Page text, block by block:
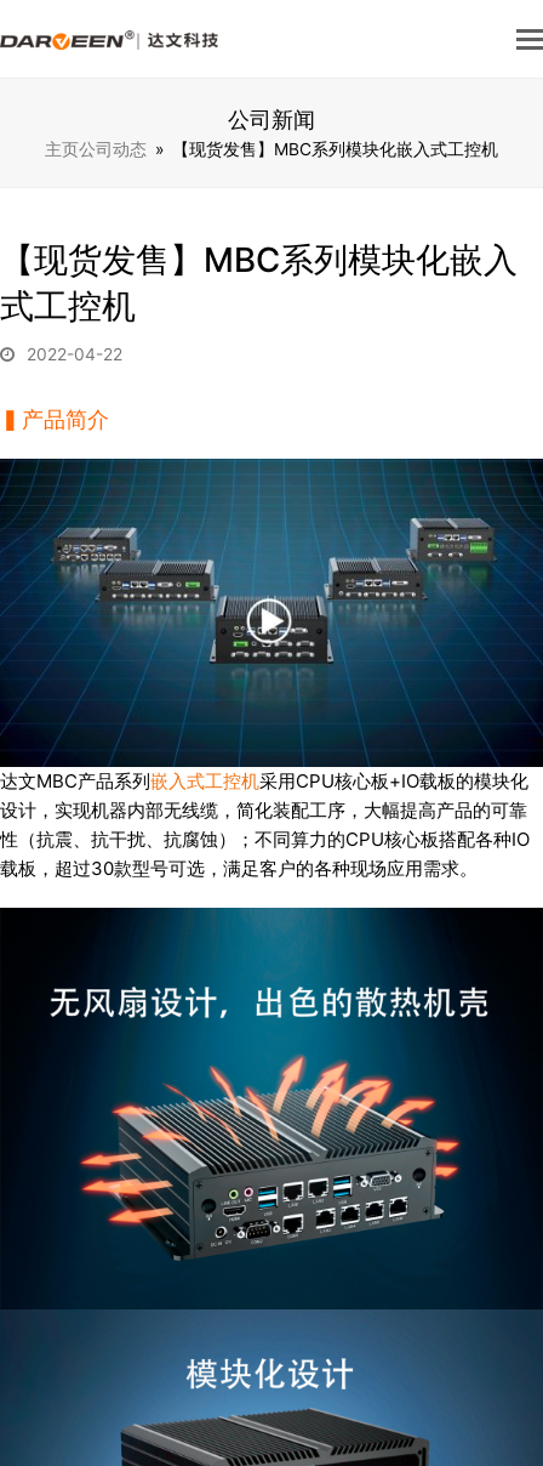
公司新闻
主页公司动态 » 【现货发售】MBC系列模块化嵌入式工控机
【现货发售】MBC系列模块化嵌入
式工控机
2022-04-22
▍ 产品简介
达文MBC产品系列嵌入式工控机采用CPU核心板+IO载板的模块化
设计，实现机器内部无线缆，简化装配工序，大幅提高产品的可靠
性（抗震、抗干扰、抗腐蚀）；不同算力的CPU核心板搭配各种IO
载板，超过30款型号可选，满足客户的各种现场应用需求。